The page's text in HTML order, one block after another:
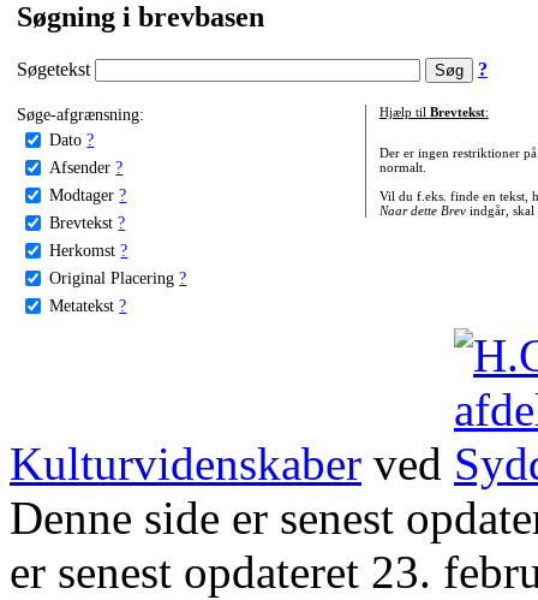
Søgning i brevbasen
Søgetekst ?
Søge-afgrænsning:
Dato ?
Afsender ?
Modtager ?
Brevtekst ?
Herkomst ?
Original Placering ?
Metatekst ?
Hjælp til Brevtekst:
Der er ingen restriktioner
normalt.
Vil du f.eks. finde en tekst,
Naar dette Brevindgår, skal
Kulturvidenskaber ved
Denne side er senest
er senest opdateret 23.